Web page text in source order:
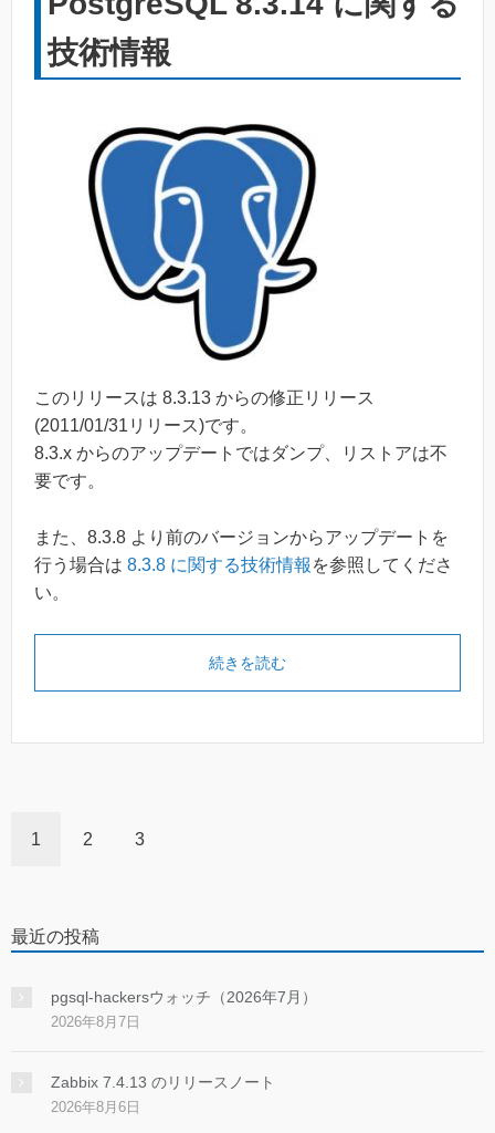
技術情報
このリリースは 8.3.13 からの修正リリース
(2011/01/31リリース)です。
8.3.x からのアップデートではダンプ、リストアは不
要です。
また、8.3.8 より前のバージョンからアップデートを
行う場合は 8.3.8 に関する技術情報 を参照してくださ
い。
続きを読む
1 2 3
最近の投稿
pgsql-hackersウォッチ（2026年7月）
2026年8月7日
Zabbix 7.4.13 のリリースノート
2026年8月6日